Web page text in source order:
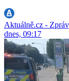
Aktuálně.cz -
dnes, 09:17